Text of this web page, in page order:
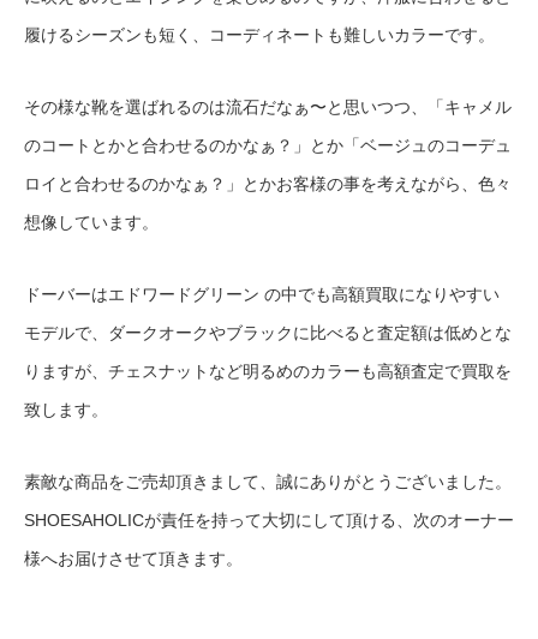
履けるシーズンも短く、コーディネートも難しいカラーです。
その様な靴を選ばれるのは流石だなぁ〜と思いつつ、「キャメル
のコートとかと合わせるのかなぁ？」とか「ベージュのコーデュ
ロイと合わせるのかなぁ？」とかお客様の事を考えながら、色々
想像しています。
ドーバーはエドワードグリーン の中でも高額買取になりやすい
モデルで、ダークオークやブラックに比べると査定額は低めとな
りますが、チェスナットなど明るめのカラーも高額査定で買取を
致します。
素敵な商品をご売却頂きまして、誠にありがとうございました。
SHOESAHOLICが責任を持って大切にして頂ける、次のオーナー
様へお届けさせて頂きます。